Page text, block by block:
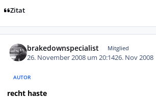
Zitat
brakedownspecialist Mitglied
26. November 2008 um 20:1426. Nov 2008
AUTOR
recht haste